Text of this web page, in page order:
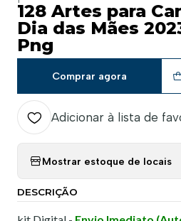
128 Artes para
Dia das Mães
Png
Comprar agora
Adicionar à lista de
Mostrar estoque de locais
DESCRIÇÃO